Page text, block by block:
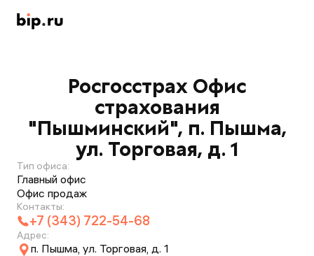
Росгосстрах Офис
страхования
"Пышминский", п. Пышма,
ул. Торговая, д. 1
Тип офиса:
Главный офис
Офис продаж
Контакты:
+7 (343) 722-54-68
Адрес:
п. Пышма, ул. Торговая, д. 1